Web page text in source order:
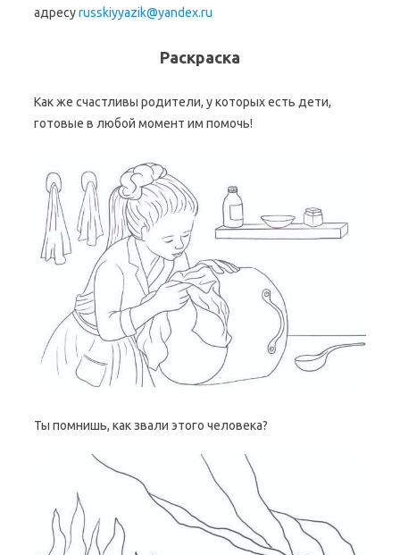
адресуrusskiyyazik@yandex.ru
Раскраска
Как же счастливы родители, у которых есть дети,
готовые в любой момент им помочь!
Ты помнишь, как звали этого человека?